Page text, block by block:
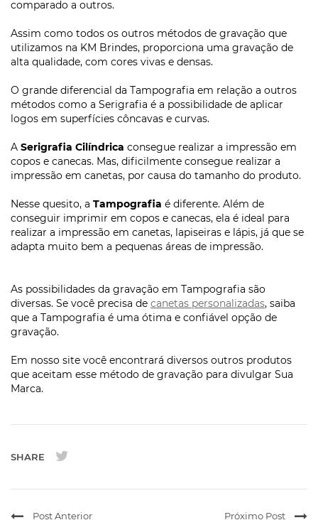
comparado a outros.
Assim como todos os outros métodos de gravação que
utilizamos na KM Brindes, proporciona uma gravação de
alta qualidade, com cores vivas e densas.
O grande diferencial da Tampografia em relação a outros
métodos como a Serigrafia é a possibilidade de aplicar
logos em superfícies côncavas e curvas.
A Serigrafia Cilíndrica consegue realizar a impressão em
copos e canecas. Mas, dificilmente consegue realizar a
impressão em canetas, por causa do tamanho do produto.
Nesse quesito, a Tampografia é diferente. Além de
conseguir imprimir em copos e canecas, ela é ideal para
realizar a impressão em canetas, lapiseiras e lápis, já que se
adapta muito bem a pequenas áreas de impressão.
As possibilidades da gravação em Tampografia são
diversas. Se você precisa de canetas personalizadas, saiba
que a Tampografia é uma ótima e confiável opção de
gravação.
Em nosso site você encontrará diversos outros produtos
que aceitam esse método de gravação para divulgar Sua
Marca.
SHARE
Post Anterior Próximo Post